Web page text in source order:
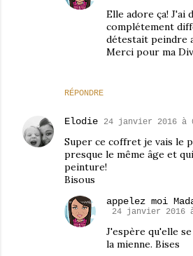
RÉPONDRE
Elle adore ça! J'ai
complétement
détestait peindre
Merci pour ma
Elodie 24 janvier 2016 à
Super ce coffret je vais le
presque le même âge et
peinture!
Bisous
appelez moi
24 janvier 2016
J'espère qu'elle
la mienne. Bises